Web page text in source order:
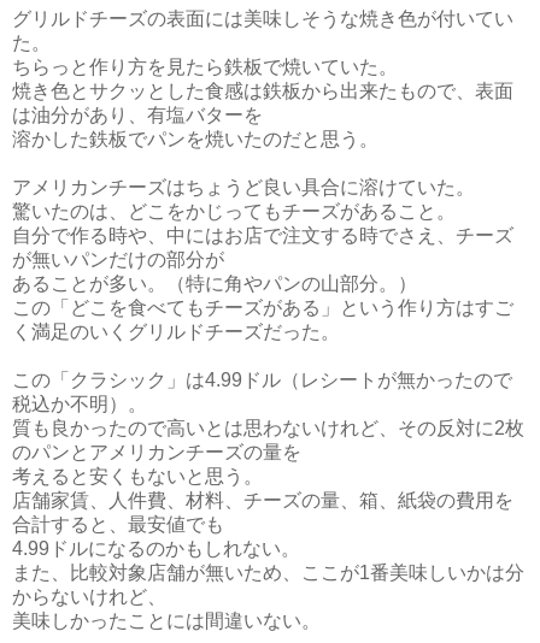
グリルドチーズの表面には美味しそうな焼き色が付いてい
た。
ちらっと作り方を見たら鉄板で焼いていた。
焼き色とサクッとした食感は鉄板から出来たもので、表面
は油分があり、有塩バターを
溶かした鉄板でパンを焼いたのだと思う。
アメリカンチーズはちょうど良い具合に溶けていた。
驚いたのは、どこをかじってもチーズがあること。
自分で作る時や、中にはお店で注文する時でさえ、チーズ
が無いパンだけの部分が
あることが多い。（特に角やパンの山部分。）
この「どこを食べてもチーズがある」という作り方はすご
く満足のいくグリルドチーズだった。
この「クラシック」は4.99ドル（レシートが無かったので
税込か不明）。
質も良かったので高いとは思わないけれど、その反対に2枚
のパンとアメリカンチーズの量を
考えると安くもないと思う。
店舗家賃、人件費、材料、チーズの量、箱、紙袋の費用を
合計すると、最安値でも
4.99ドルになるのかもしれない。
また、比較対象店舗が無いため、ここが1番美味しいかは分
からないけれど、
美味しかったことには間違いない。